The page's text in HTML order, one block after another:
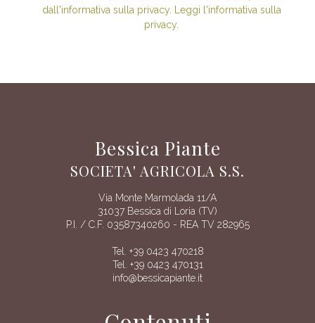
dall'informativa sulla privacy. Leggi l'informativa sulla
privacy.
Bessica Piante
SOCIETA' AGRICOLA S.S.
Via Monte Marmolada 11/A
31037 Bessica di Loria (TV)
P.I. / C.F. 03587340260 - REA TV 282965
Tel. +39 0423 470218
Tel. +39 0423 470131
info@bessicapiante.it